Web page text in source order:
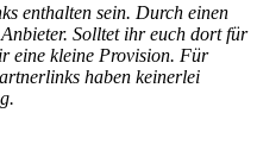
enthalten sein. Durch einen
Solltet ihr euch dort für
eine kleine Provision. Für
haben keinerlei